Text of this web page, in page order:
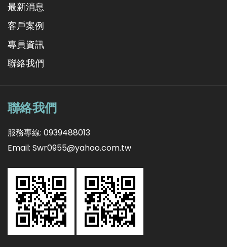
最新消息
客戶案例
專員資訊
聯絡我們
聯絡我們
服務專線: 0939488013
Email: Swr0955@yahoo.com.tw